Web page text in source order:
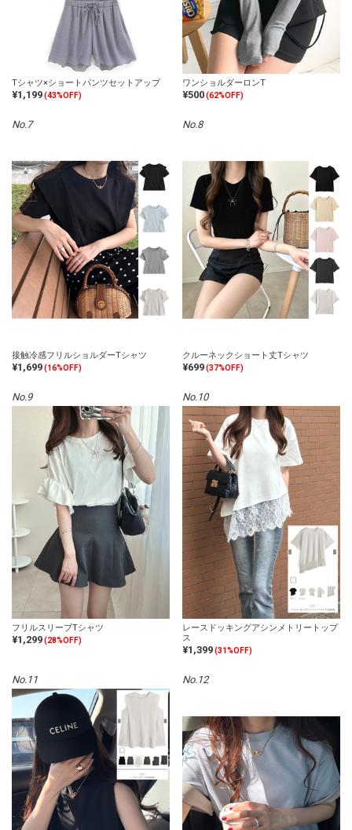
Tシャツ×ショートパンツセットアップ
¥1,199(43%OFF)
ワンショルダーロンT
¥500(62%OFF)
No.7
接触冷感フリルショルダーTシャツ
¥1,699(16%OFF)
No.8
クルーネックショート丈Tシャツ
¥699(37%OFF)
No.9
フリルスリーブTシャツ
¥1,299(28%OFF)
No.10
レースドッキングアシンメトリートップ
ス
¥1,399(31%OFF)
No.11 No.12